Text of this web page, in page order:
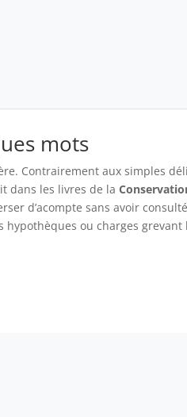
mots
Contrairement aux simples
dans les livres de la
d’acompte sans avoir
ou charges grevant